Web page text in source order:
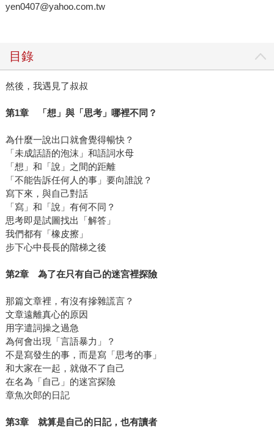
yen0407@yahoo.com.tw
目錄
然後，我遇見了叔叔
第1章 「想」與「思考」哪裡不同？
為什麼一說出口就會覺得暢快？
「未成話語的泡沫」和語詞水母
「想」和「說」之間的距離
「不能告訴任何人的事」要向誰說？
寫下來，與自己對話
「寫」和「說」有何不同？
思考即是試圖找出「解答」
我們都有「橡皮擦」
步下心中長長的階梯之後
第2章 為了在只有自己的迷宮裡探險
那篇文章裡，有沒有摻雜謊言？
文章遠離真心的原因
用字遣詞操之過急
為何會出現「言語暴力」？
不是寫發生的事，而是寫「思考的事」
和大家在一起，就做不了自己
在名為「自己」的迷宮探險
章魚次郎的日記
第3章 就算是自己的日記，也有讀者